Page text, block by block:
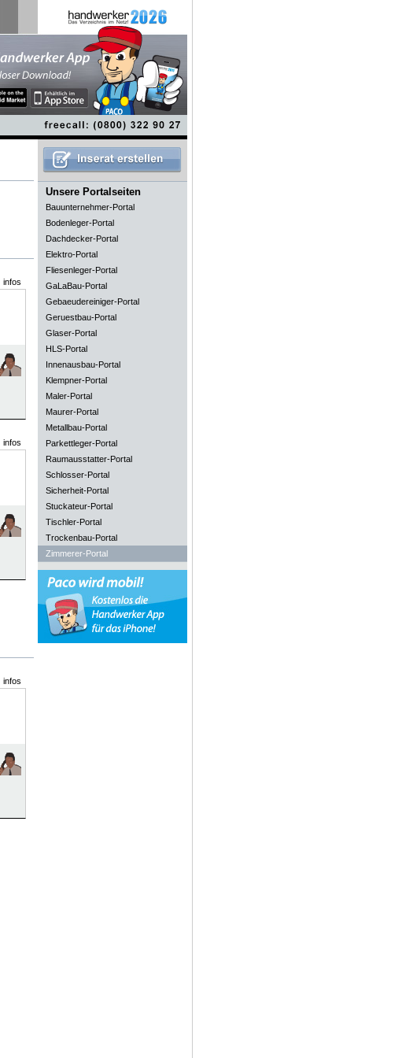
infos
infos
infos
Unsere Portalseiten
Bauunternehmer-Portal
Bodenleger-Portal
Dachdecker-Portal
Elektro-Portal
Fliesenleger-Portal
GaLaBau-Portal
Gebaeudereiniger-Portal
Geruestbau-Portal
Glaser-Portal
HLS-Portal
Innenausbau-Portal
Klempner-Portal
Maler-Portal
Maurer-Portal
Metallbau-Portal
Parkettleger-Portal
Raumausstatter-Portal
Schlosser-Portal
Sicherheit-Portal
Stuckateur-Portal
Tischler-Portal
Trockenbau-Portal
Zimmerer-Portal